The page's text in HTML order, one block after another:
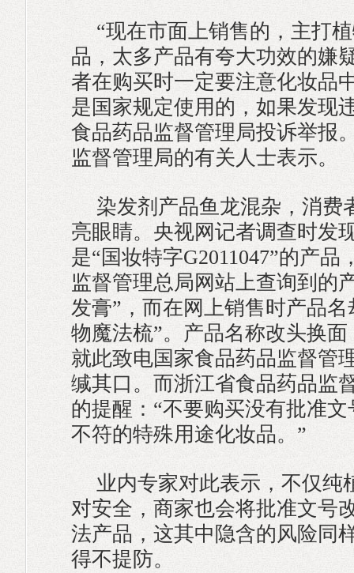
“现在市面上销售的，主打
品，太多产品有夸大功效的嫌
者在购买时一定要注意化妆品
是国家规定使用的，如果发现
食品药品监督管理局投诉举报
监督管理局的有关人士表示。
染发剂产品鱼龙混杂，消费
亮眼睛。央视网记者调查时发
是“国妆特字G2011047”的产品
监督管理总局网站上查询到的
发膏”，而在网上销售时产品
物魔法梳”。产品名称改头换
就此致电国家食品药品监督管
缄其口。而浙江省食品药品监
的提醒：“不要购买没有批准
不符的特殊用途化妆品。”
业内专家对此表示，不仅纯
对安全，商家也会将批准文号
法产品，这其中隐含的风险同
得不提防。